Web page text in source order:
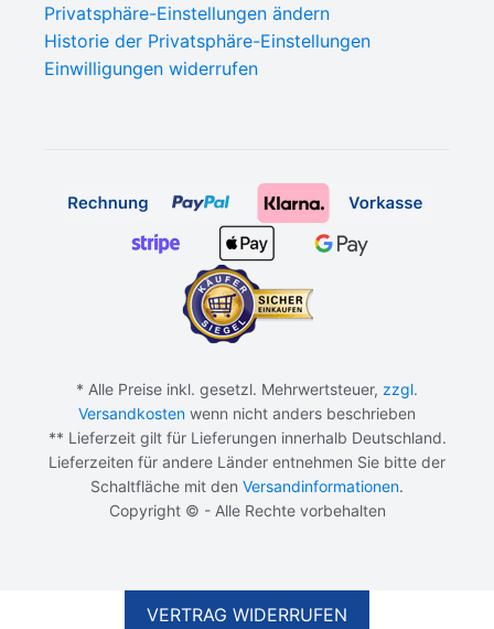
Privatsphäre-Einstellungen ändern
Historie der Privatsphäre-Einstellungen
Einwilligungen widerrufen
* Alle Preise inkl. gesetzl. Mehrwertsteuer, zzgl.
Versandkosten wenn nicht anders beschrieben
** Lieferzeit gilt für Lieferungen innerhalb Deutschland.
Lieferzeiten für andere Länder entnehmen Sie bitte der
Schaltfläche mit den Versandinformationen.
Copyright © - Alle Rechte vorbehalten
14,99€ IN DEN WARENKORB
VERTRAG WIDERRUFEN